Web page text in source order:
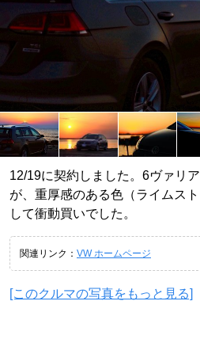
12/19に契約しました。6ヴァリ
が、重厚感のある色（ライムス
して衝動買いでした。
関連リンク： VW ホームページ
[このクルマの写真をもっと見る]